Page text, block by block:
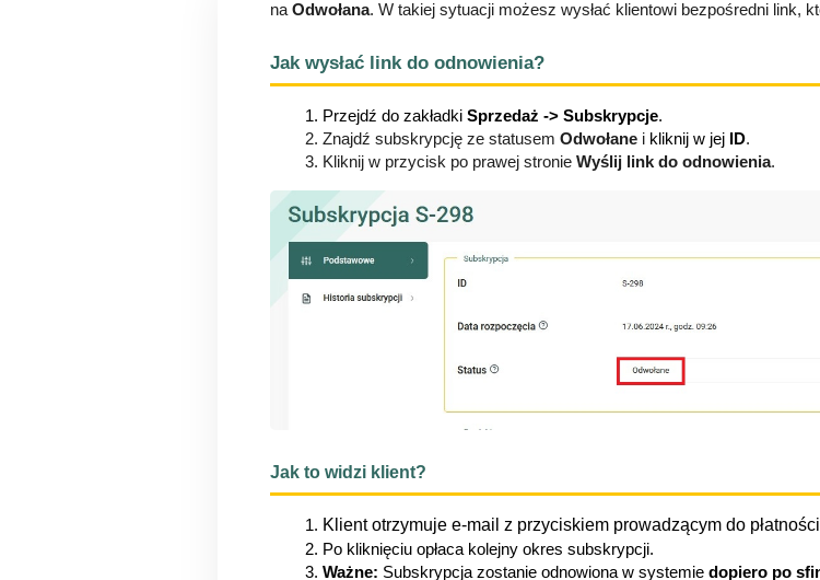
na Odwołana. W takiej sytuacji możesz wysłać klientowi bezpośredni link,
Jak wysłać link do odnowienia?
Przejdź do zakładki Sprzedaż -> Subskrypcje.
Znajdź subskrypcję ze statusem Odwołane i kliknij w jej ID.
Kliknij w przycisk po prawej stronie Wyślij link do odnowienia.
Jak to widzi klient?
Klient otrzymuje e-mail z przyciskiem prowadzącym do
Po kliknięciu opłaca kolejny okres subskrypcji.
Ważne: Subskrypcja zostanie odnowiona w systemie dopiero po